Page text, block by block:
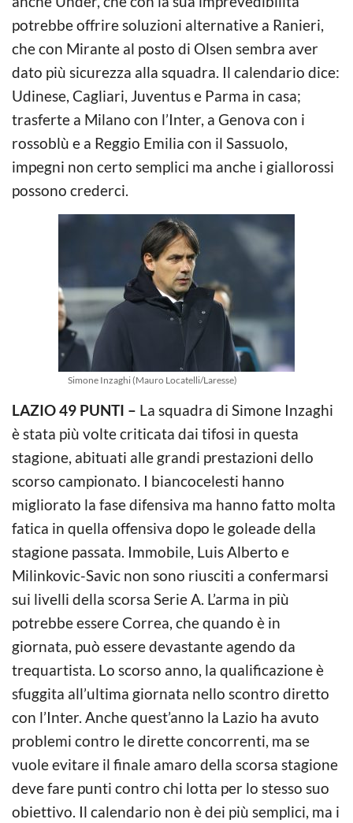
potrebbe offrire soluzioni alternative a Ranieri,
che con Mirante al posto di Olsen sembra aver
dato più sicurezza alla squadra. Il calendario dice:
Udinese, Cagliari, Juventus e Parma in casa;
trasferte a Milano con l’Inter, a Genova con i
rossoblù e a Reggio Emilia con il Sassuolo,
impegni non certo semplici ma anche i giallorossi
possono crederci.
Simone Inzaghi (Mauro Locatelli/Laresse)
LAZIO 49 PUNTI – La squadra di Simone Inzaghi
è stata più volte criticata dai tifosi in questa
stagione, abituati alle grandi prestazioni dello
scorso campionato. I biancocelesti hanno
migliorato la fase difensiva ma hanno fatto molta
fatica in quella offensiva dopo le goleade della
stagione passata. Immobile, Luis Alberto e
Milinkovic-Savic non sono riusciti a confermarsi
sui livelli della scorsa Serie A. L’arma in più
potrebbe essere Correa, che quando è in
giornata, può essere devastante agendo da
trequartista. Lo scorso anno, la qualificazione è
sfuggita all’ultima giornata nello scontro diretto
con l’Inter. Anche quest’anno la Lazio ha avuto
problemi contro le dirette concorrenti, ma se
vuole evitare il finale amaro della scorsa stagione
deve fare punti contro chi lotta per lo stesso suo
obiettivo. Il calendario non è dei più semplici, ma i